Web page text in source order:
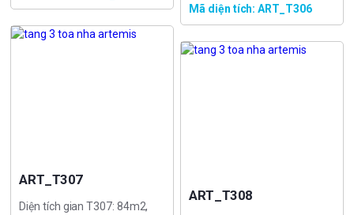
Mã diện tích: ART_T306
ART_T307
Diện tích gian T307: 84m2,
ART_T308